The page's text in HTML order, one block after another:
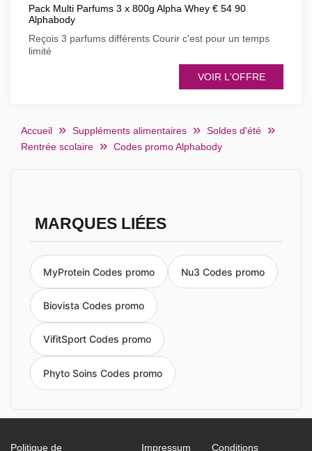
Pack Multi Parfums 3 x 800g Alpha Whey € 54 90
Alphabody
Reçois 3 parfums différents Courir c'est pour un temps
limité
VOIR L'OFFRE
Accueil Suppléments alimentaires
Soldes d'été
Rentrée scolaire
Codes promo Alphabody
MARQUES LIÉES
MyProtein Codes promo Nu3 Codes promo
Biovista Codes promo
VifitSport Codes promo
Phyto Soins Codes promo
Politique de Impressum Conditions